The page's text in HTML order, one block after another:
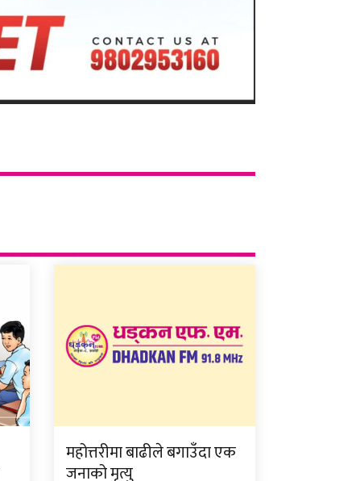
महोत्तरीमा बाढीले बगाउँदा एक
जनाको मृत्यु